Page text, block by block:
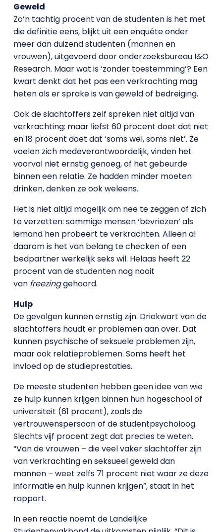
Geweld
Zo’n tachtig procent van de studenten is het met
die definitie eens, blijkt uit een enquête onder
meer dan duizend studenten (mannen en
vrouwen), uitgevoerd door onderzoeksbureau I&O
Research. Maar wat is ‘zonder toestemming’? Een
kwart denkt dat het pas een verkrachting mag
heten als er sprake is van geweld of bedreiging.
Ook de slachtoffers zelf spreken niet altijd van
verkrachting: maar liefst 60 procent doet dat niet
en 18 procent doet dat ‘soms wel, soms niet’. Ze
voelen zich medeverantwoordelijk, vinden het
voorval niet ernstig genoeg, of het gebeurde
binnen een relatie. Ze hadden minder moeten
drinken, denken ze ook weleens.
Het is niet altijd mogelijk om nee te zeggen of zich
te verzetten: sommige mensen ‘bevriezen’ als
iemand hen probeert te verkrachten. Alleen al
daarom is het van belang te checken of een
bedpartner werkelijk seks wil. Helaas heeft 22
procent van de studenten nog nooit
van freezinggehoord.
Hulp
De gevolgen kunnen ernstig zijn. Driekwart van de
slachtoffers houdt er problemen aan over. Dat
kunnen psychische of seksuele problemen zijn,
maar ook relatieproblemen. Soms heeft het
invloed op de studieprestaties.
De meeste studenten hebben geen idee van wie
ze hulp kunnen krijgen binnen hun hogeschool of
universiteit (61 procent), zoals de
vertrouwenspersoon of de studentpsycholoog.
Slechts vijf procent zegt dat precies te weten.
“Van de vrouwen – die veel vaker slachtoffer zijn
van verkrachting en seksueel geweld dan
mannen – weet zelfs 71 procent niet waar ze deze
informatie en hulp kunnen krijgen”, staat in het
rapport.
In een reactie noemt de Landelijke